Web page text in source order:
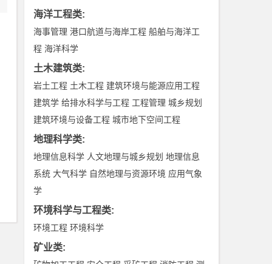
海洋工程类:
海事管理 港口航道与海岸工程 船舶与海洋工
程 海洋科学
土木建筑类:
岩土工程 土木工程 建筑环境与能源应用工程
建筑学 给排水科学与工程 工程管理 城乡规划
建筑环境与设备工程 城市地下空间工程
地理科学类:
地理信息科学 人文地理与城乡规划 地理信息
系统 大气科学 自然地理与资源环境 应用气象
学
环境科学与工程类:
环境工程 环境科学
矿业类: